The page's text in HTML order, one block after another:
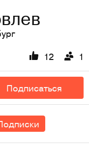
12 1
Подписаться